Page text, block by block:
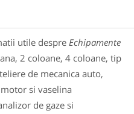
utile despreEchipamente
2 coloane, 4 coloane, tip
de mecanica auto,
si vaselina
de gaze si